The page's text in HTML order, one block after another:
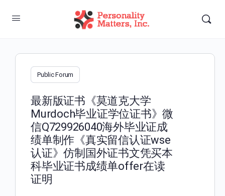
Public Forum
最新版证书《莫道克大学
Murdoch毕业证学位证书》微
信Q729926040海外毕业证成
绩单制作《真实留信认证wse
认证》仿制国外证书文凭买本
科毕业证书成绩单offer在读
证明